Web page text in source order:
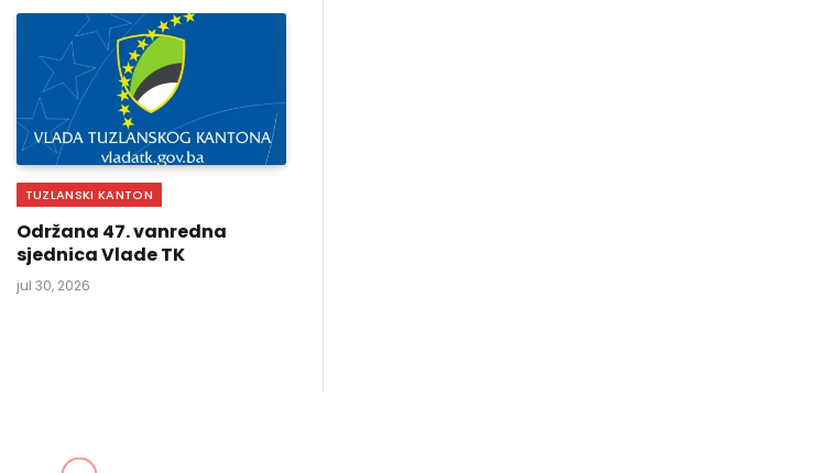
TUZLANSKI KANTON
Održana 47. vanredna
sjednica Vlade TK
jul 30, 2026